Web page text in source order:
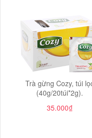
Trà gừng Cozy, túi
(40g/20túi*2g).
35.000₫